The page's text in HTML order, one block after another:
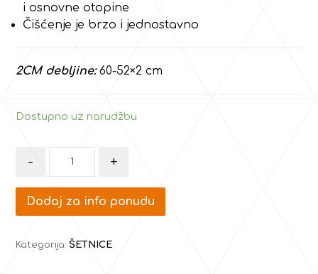
i osnovne otopine
Čišćenje je brzo i jednostavno
2CM debljine:60-52×2 cm
Dostupno uz narudžbu
- +
Dodaj za info ponudu
Kategorija:ŠETNICE